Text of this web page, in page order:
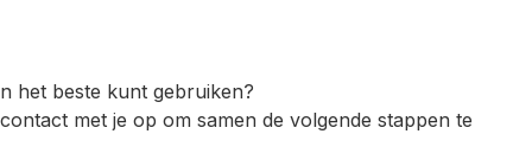
het beste kunt gebruiken?
met je op om samen de volgende stappen te